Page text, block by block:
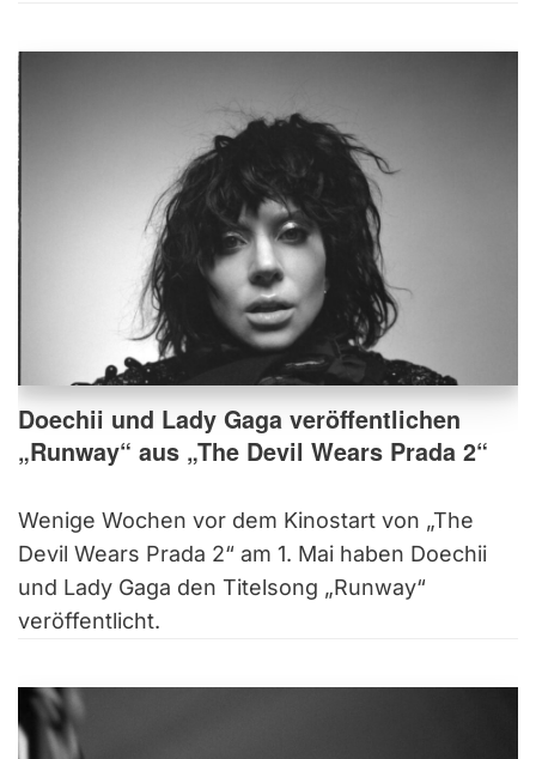
Doechii und Lady Gaga veröffentlichen
„Runway“ aus „The Devil Wears Prada 2“
Wenige Wochen vor dem Kinostart von „The
Devil Wears Prada 2“ am 1. Mai haben Doechii
und Lady Gaga den Titelsong „Runway“
veröffentlicht.